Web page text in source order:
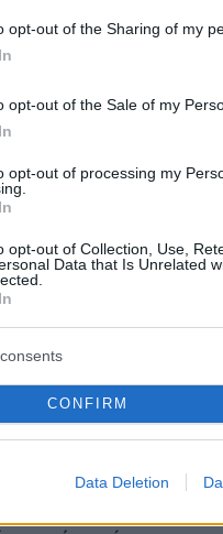
opt-out of the Sharing of my
opt-out of the Sale of my
opt-out of processing my
opt-out of Collection, Use,
Data that Is Unrelated
CONFIRM
Data Deletion
σύμβουλο του
ήταν βετεράνος
σημαντικά
από τον
τη Συρία.
δεν
για να
και παραγωγός.
με εντυπωσιακή
την ιστορία. Η
η αφοσίωσή
στους
όλοι